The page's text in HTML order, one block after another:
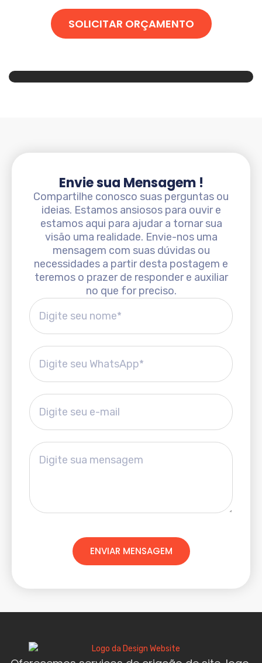
SOLICITAR ORÇAMENTO
Envie sua Mensagem !
Compartilhe conosco suas perguntas ou
ideias. Estamos ansiosos para ouvir e
estamos aqui para ajudar a tornar sua
visão uma realidade. Envie-nos uma
mensagem com suas dúvidas ou
necessidades a partir desta postagem e
teremos o prazer de responder e auxiliar
no que for preciso.
ENVIAR MENSAGEM